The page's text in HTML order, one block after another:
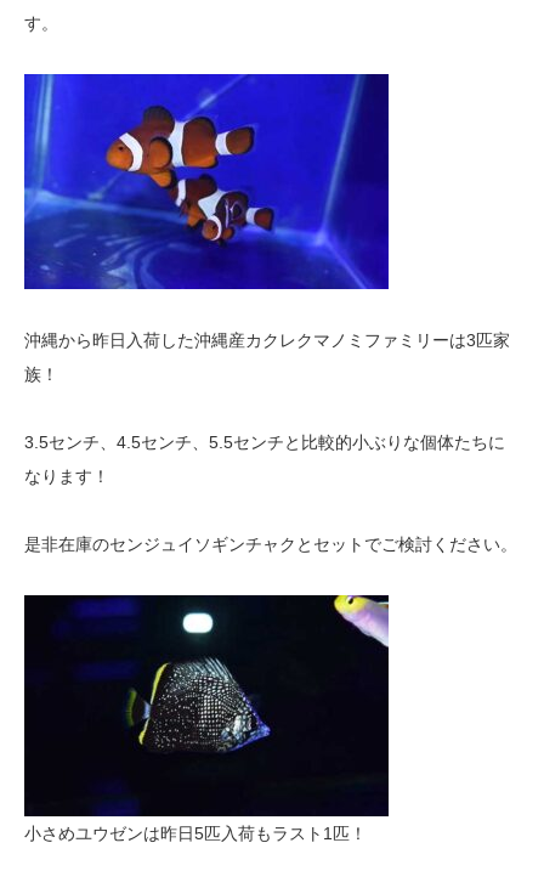
す。
沖縄から昨日入荷した沖縄産カクレクマノミファミリーは3匹家
族！
3.5センチ、4.5センチ、5.5センチと比較的小ぶりな個体たちに
なります！
是非在庫のセンジュイソギンチャクとセットでご検討ください。
小さめユウゼンは昨日5匹入荷もラスト1匹！